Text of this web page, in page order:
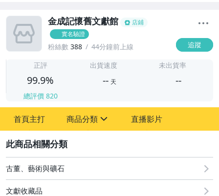
金成記懷舊文獻館
店鋪
實名驗證
粉絲數 388 44分鐘前上線 追蹤
正評
99.9%
總評價 820
出貨速度
-- 天
未出貨率
--
首頁主打 商品分類
其它
直播影片
古董、藝術與礦石
文獻收藏品